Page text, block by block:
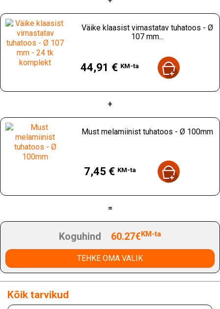
Väike klaasist virnastatav tuhatoos - Ø
107 mm...
44,91 € KM-ta
+
Must melamiinist tuhatoos - Ø 100mm
7,45 € KM-ta
=
Koguhind 60.27€KM-ta
TEHKE OMA VALIK
Kõik tarvikud